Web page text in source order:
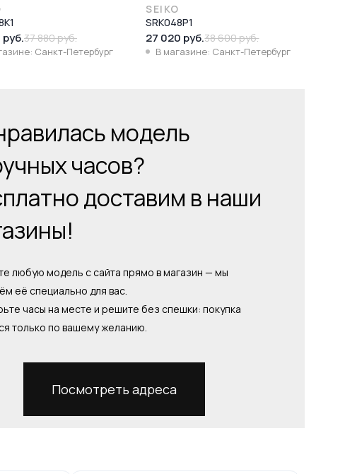
руб.37 880 руб.
Санкт-Петербург
SEIKO
SRK048P1
27 020 руб.38 600 руб.
В магазине: Санкт-Петербург
модель
часов?
доставим в наши
любую модель с сайта прямо в магазин — мы
её специально для вас.
часы на месте и решите без спешки: покупка
только по вашему желанию.
Посмотреть адреса